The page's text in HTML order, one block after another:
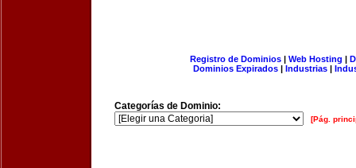
Registro de Dominios| Web Hosting |
Dominios Expirados | Industrias |
Categorías de Dominio:
[Pág.